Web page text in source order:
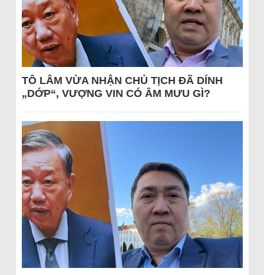
TÔ LÂM VỪA NHẬN CHỦ TỊCH ĐÃ DÍNH
„DỚP“, VƯỢNG VIN CÓ ÂM MƯU GÌ?